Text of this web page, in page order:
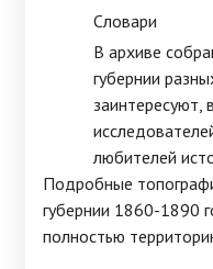
Словари
В архиве
губернии
заинтересуют,
любителей
Подробные
губернии 1860-1890
полностью